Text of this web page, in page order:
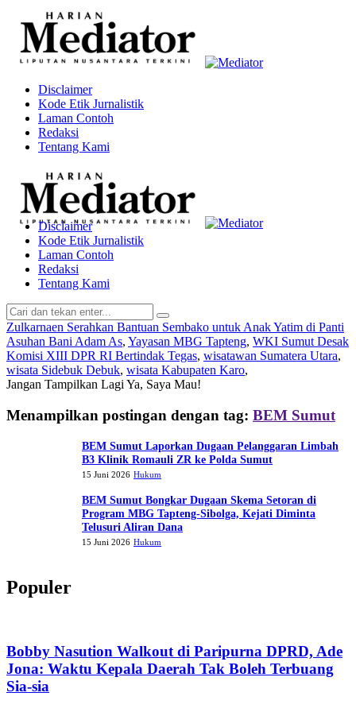
Disclaimer
Kode Etik Jurnalistik
Laman Contoh
Redaksi
Tentang Kami
Disclaimer
Kode Etik Jurnalistik
Laman Contoh
Redaksi
Tentang Kami
Zulkarnaen Serahkan Bantuan Sembako untuk Anak Yatim di Panti
Asuhan Bani Adam As, Yayasan MBG Tapteng, WKI Sumut Desak
Komisi XIII DPR RI Bertindak Tegas, wisatawan Sumatera Utara,
wisata Sidebuk Debuk, wisata Kabupaten Karo,
Jangan Tampilkan Lagi Ya, Saya Mau!
Menampilkan postingan dengan tag: BEM Sumut
BEM Sumut Laporkan Dugaan Pelanggaran Limbah
B3 Klinik Romauli ZR ke Polda Sumut
15 Juni 2026 Hukum
BEM Sumut Bongkar Dugaan Skema Setoran di
Program MBG Tapteng-Sibolga, Kejati Diminta
Telusuri Aliran Dana
15 Juni 2026 Hukum
Populer
Bobby Nasution Walkout di Paripurna DPRD, Ade
Jona: Waktu Kepala Daerah Tak Boleh Terbuang
Sia-sia